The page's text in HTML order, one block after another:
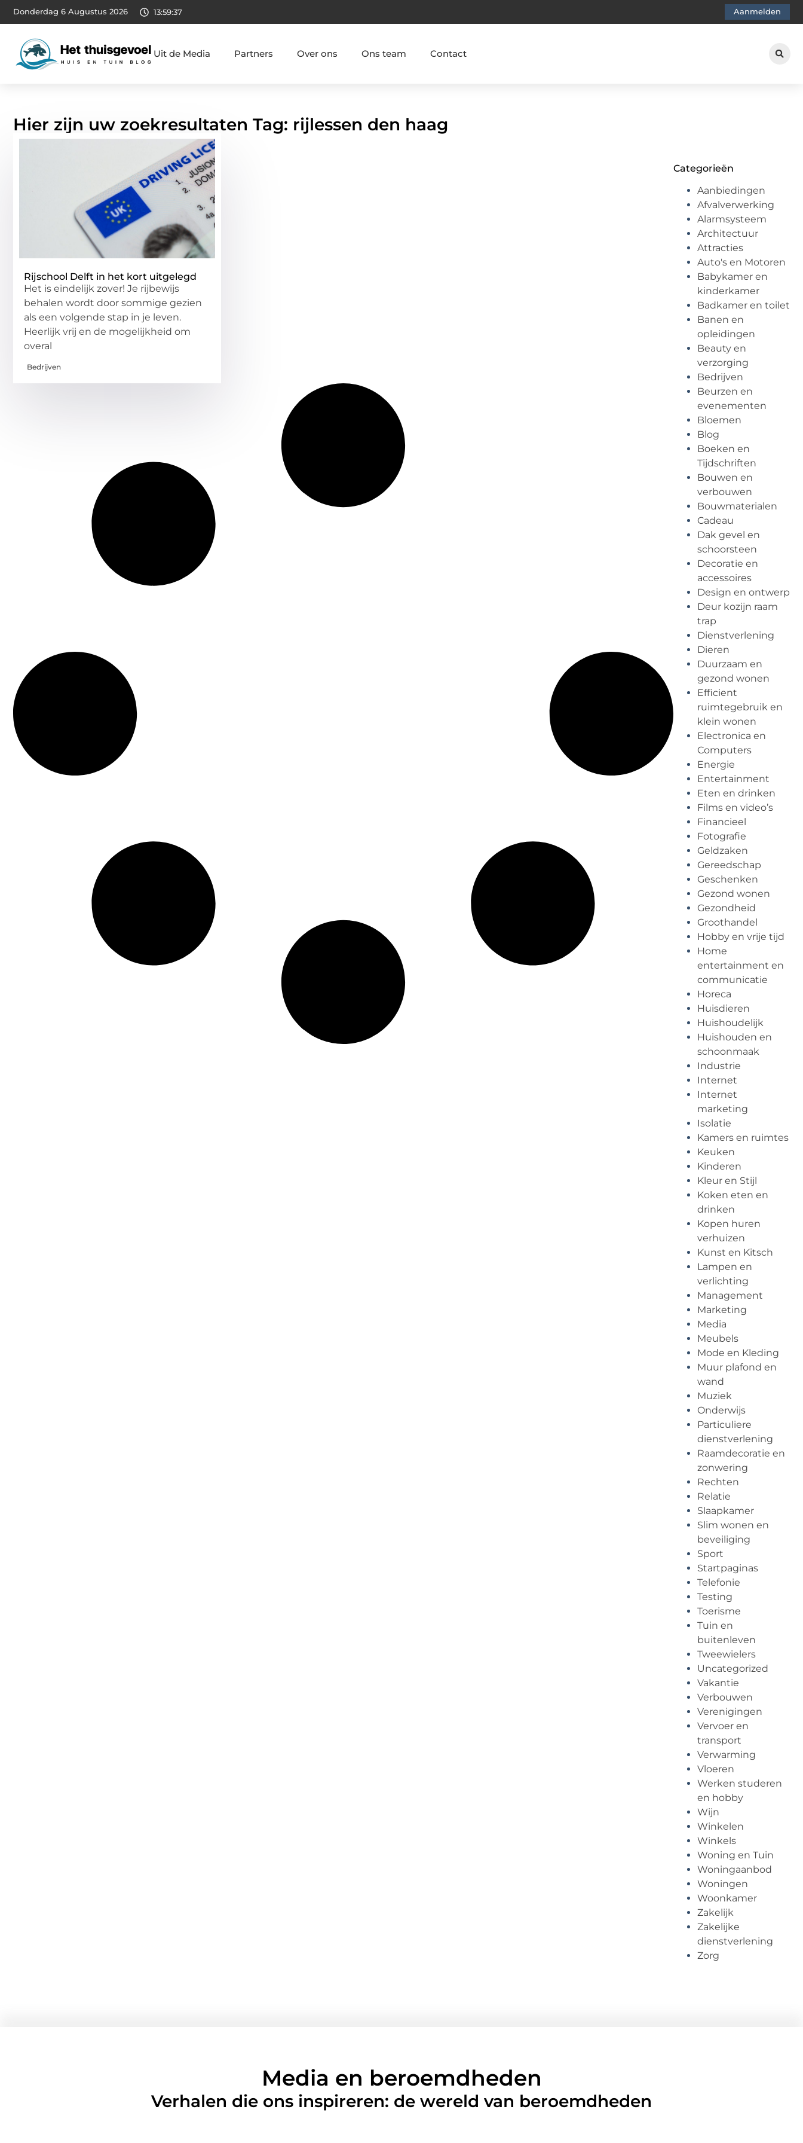
Donderdag 6 Augustus 2026 13:59:38 Aanmelden
Uit de Media Partners Over ons Ons team Contact
Hier zijn uw zoekresultaten Tag: rijlessen den haag
Rijschool Delft in het kort uitgelegd
Het is eindelijk zover! Je rijbewijs
behalen wordt door sommige gezien
als een volgende stap in je leven.
Heerlijk vrij en de mogelijkheid om
overal
Bedrijven
Categorieën
Aanbiedingen
Afvalverwerking
Alarmsysteem
Architectuur
Attracties
Auto's en Motoren
Babykamer en
kinderkamer
Badkamer en toilet
Banen en
opleidingen
Beauty en
verzorging
Bedrijven
Beurzen en
evenementen
Bloemen
Blog
Boeken en
Tijdschriften
Bouwen en
verbouwen
Bouwmaterialen
Cadeau
Dak gevel en
schoorsteen
Decoratie en
accessoires
Design en ontwerp
Deur kozijn raam
trap
Dienstverlening
Dieren
Duurzaam en
gezond wonen
Efficient
ruimtegebruik en
klein wonen
Electronica en
Computers
Energie
Entertainment
Eten en drinken
Films en video’s
Financieel
Fotografie
Geldzaken
Gereedschap
Geschenken
Gezond wonen
Gezondheid
Groothandel
Hobby en vrije tijd
Home
entertainment en
communicatie
Horeca
Huisdieren
Huishoudelijk
Huishouden en
schoonmaak
Industrie
Internet
Internet
marketing
Isolatie
Kamers en ruimtes
Keuken
Kinderen
Kleur en Stijl
Koken eten en
drinken
Kopen huren
verhuizen
Kunst en Kitsch
Lampen en
verlichting
Management
Marketing
Media
Meubels
Mode en Kleding
Muur plafond en
wand
Muziek
Onderwijs
Particuliere
dienstverlening
Raamdecoratie en
zonwering
Rechten
Relatie
Slaapkamer
Slim wonen en
beveiliging
Sport
Startpaginas
Telefonie
Testing
Toerisme
Tuin en
buitenleven
Tweewielers
Uncategorized
Vakantie
Verbouwen
Verenigingen
Vervoer en
transport
Verwarming
Vloeren
Werken studeren
en hobby
Wijn
Winkelen
Winkels
Woning en Tuin
Woningaanbod
Woningen
Woonkamer
Zakelijk
Zakelijke
dienstverlening
Zorg
Media en beroemdheden
Verhalen die ons inspireren: de wereld van beroemdheden